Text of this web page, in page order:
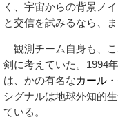
く、宇宙からの背景ノ
と交信を試みるなら、
観測チーム自身も、
剣に考えていた。1994
は、かの有名なカール
シグナルは地球外知的
ている。